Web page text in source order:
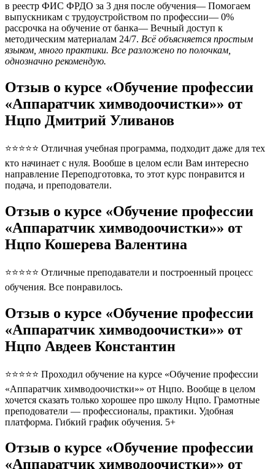
в реестр ФИС ФРДО за 3 дня после обучения— Помогаем
выпускникам с трудоустройством по профессии— 0%
рассрочка на обучение от банка— Вечный доступ к
методическим материалам 24/7. Всё объясняется простым
языком, много практики. Все разложено по полочкам,
однозначно рекомендую.
Отзыв о курсе «Обучение профессии
«Аппаратчик химводоочистки»» от
Нцпо Дмитрий Уливанов
⭐⭐⭐⭐⭐ Отличная учебная программа, подходит даже для тех
кто начинает с нуля. Вообше в целом если Вам интересно
направление Переподготовка, то этот курс понравится и
подача, и преподователи.
Отзыв о курсе «Обучение профессии
«Аппаратчик химводоочистки»» от
Нцпо Кошерева Валентина
⭐⭐⭐⭐⭐ Отличные преподаватели и построенный процесс
обучения. Все понравилось.
Отзыв о курсе «Обучение профессии
«Аппаратчик химводоочистки»» от
Нцпо Авдеев Константин
⭐⭐⭐⭐⭐ Проходил обучение на курсе «Обучение профессии
«Аппаратчик химводоочистки»» от Нцпо. Вообще в целом
хочется сказать только хорошее про школу Нцпо. Грамотные
преподователи — профессионалы, практики. Удобная
платформа. Гибкий график обучения. 5+
Отзыв о курсе «Обучение профессии
«Аппаратчик химводоочистки»» от